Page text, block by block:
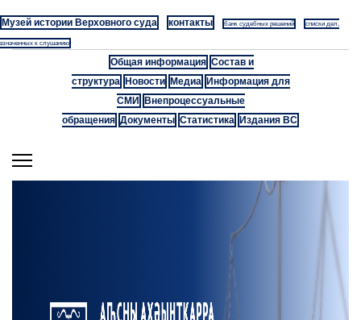
Музей истории Верховного суда контакты банк судебных решений списки дел,
к слушанию
Общая информация Состав и
структура
Новости Медиа
Информация для
СМИ
Внепроцессуальные
обращения Документы Статистика Издания ВС